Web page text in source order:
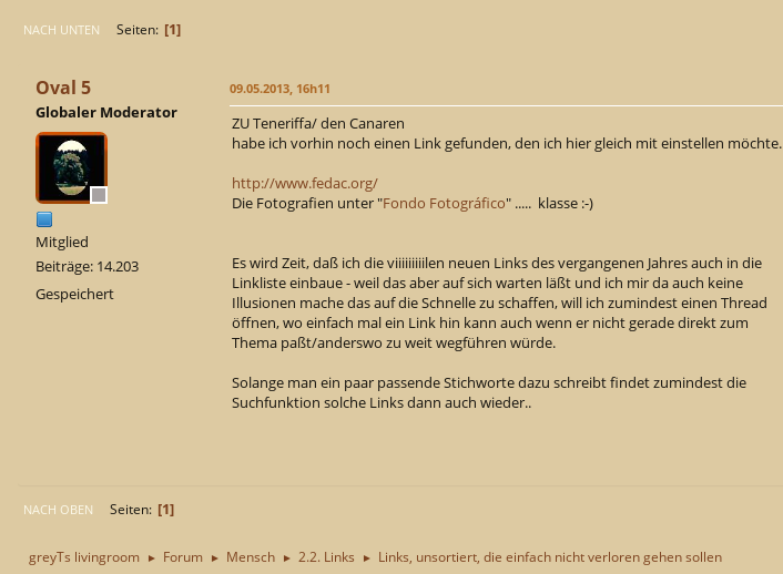
NACH UNTEN Seiten 1
Oval 5
Globaler Moderator
Mitglied
Beiträge: 14.203
Gespeichert
09.05.2013, 16h11
ZU Teneriffa/ den Canaren
habe ich vorhin noch einen Link gefunden, den ich hier gleich mit einstellen möchte.
http://www.fedac.org/
Die Fotografien unter "Fondo Fotográfico" ..... klasse :-)
Es wird Zeit, daß ich die viiiiiiiiilen neuen Links des vergangenen Jahres auch in die
Linkliste einbaue - weil das aber auf sich warten läßt und ich mir da auch keine
Illusionen mache das auf die Schnelle zu schaffen, will ich zumindest einen Thread
öffnen, wo einfach mal ein Link hin kann auch wenn er nicht gerade direkt zum
Thema paßt/anderswo zu weit wegführen würde.
Solange man ein paar passende Stichworte dazu schreibt findet zumindest die
Suchfunktion solche Links dann auch wieder..
NACH OBEN Seiten 1
greyTs livingroom ► Forum ► Mensch ► 2.2. Links ► Links, unsortiert, die einfach nicht verloren gehen sollen